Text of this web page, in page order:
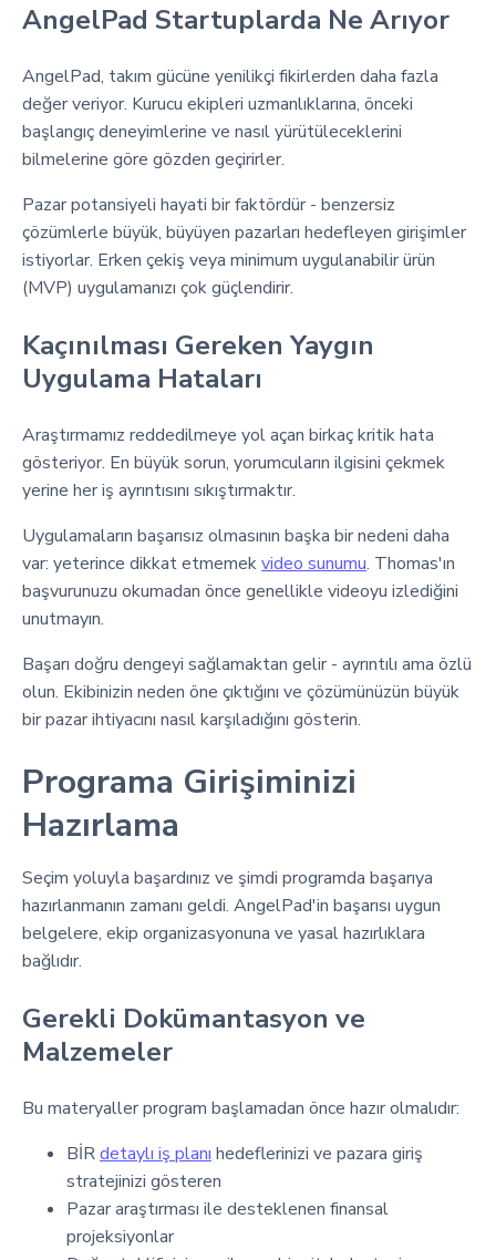
AngelPad Startuplarda Ne Arıyor
AngelPad, takım gücüne yenilikçi fikirlerden daha fazla
değer veriyor. Kurucu ekipleri uzmanlıklarına, önceki
başlangıç deneyimlerine ve nasıl yürütüleceklerini
bilmelerine göre gözden geçirirler.
Pazar potansiyeli hayati bir faktördür - benzersiz
çözümlerle büyük, büyüyen pazarları hedefleyen girişimler
istiyorlar. Erken çekiş veya minimum uygulanabilir ürün
(MVP) uygulamanızı çok güçlendirir.
Kaçınılması Gereken Yaygın
Uygulama Hataları
Araştırmamız reddedilmeye yol açan birkaç kritik hata
gösteriyor. En büyük sorun, yorumcuların ilgisini çekmek
yerine her iş ayrıntısını sıkıştırmaktır.
Uygulamaların başarısız olmasının başka bir nedeni daha
var: yeterince dikkat etmemekvideo sunumu. Thomas'ın
başvurunuzu okumadan önce genellikle videoyu izlediğini
unutmayın.
Başarı doğru dengeyi sağlamaktan gelir - ayrıntılı ama özlü
olun. Ekibinizin neden öne çıktığını ve çözümünüzün büyük
bir pazar ihtiyacını nasıl karşıladığını gösterin.
Programa Girişiminizi
Hazırlama
Seçim yoluyla başardınız ve şimdi programda başarıya
hazırlanmanın zamanı geldi. AngelPad'in başarısı uygun
belgelere, ekip organizasyonuna ve yasal hazırlıklara
bağlıdır.
Gerekli Dokümantasyon ve
Malzemeler
Bu materyaller program başlamadan önce hazır olmalıdır:
BİRdetaylı iş planı hedeflerinizi ve pazara giriş
stratejinizi gösteren
Pazar araştırması ile desteklenen finansal
projeksiyonlar